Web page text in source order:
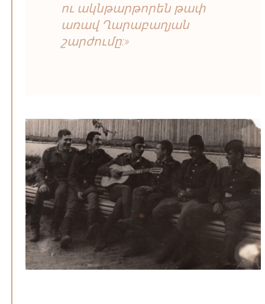
ու ակնթարթորեն թափ
առավ Ղարաբաղյան
շարժումը:»